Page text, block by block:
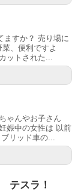
ますか？ 売り場に
、便利ですよ
ットされた...
ゃんやお子さん
娠中の女性は 以前
リッド車の...
テスラ！